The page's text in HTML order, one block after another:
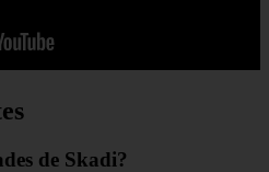
de Skadi?